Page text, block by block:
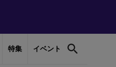
特集 イベント